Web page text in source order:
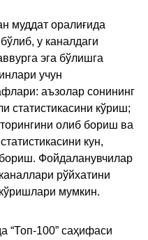
муддат оралиғида
у каналдаги
эга бўлишга
учун
аъзолар сонининг
статистикасини кўриш;
олиб бориш ва
кун,
Фойдаланувчилар
рўйхатини
мумкин.
“Топ-100” саҳифаси